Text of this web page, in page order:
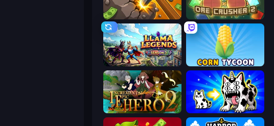
Mine Clicker OreCrusher 2
Llama Legends Corn Tycoon
Incremental Epic Hero 2 Strange Cats